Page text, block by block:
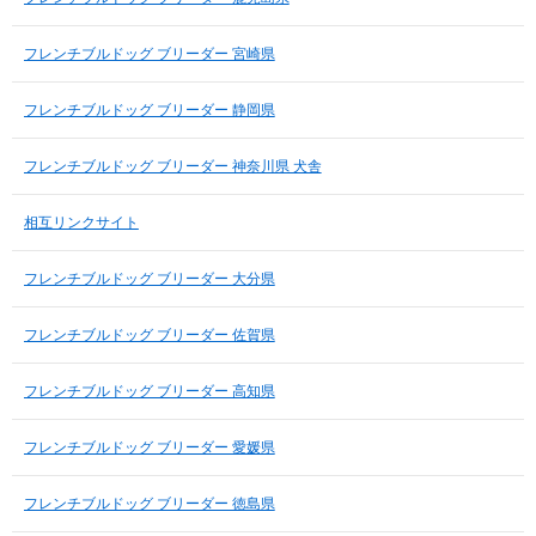
フレンチブルドッグ ブリーダー 宮崎県
フレンチブルドッグ ブリーダー 静岡県
フレンチブルドッグ ブリーダー 神奈川県 犬舎
相互リンクサイト
フレンチブルドッグ ブリーダー 大分県
フレンチブルドッグ ブリーダー 佐賀県
フレンチブルドッグ ブリーダー 高知県
フレンチブルドッグ ブリーダー 愛媛県
フレンチブルドッグ ブリーダー 徳島県